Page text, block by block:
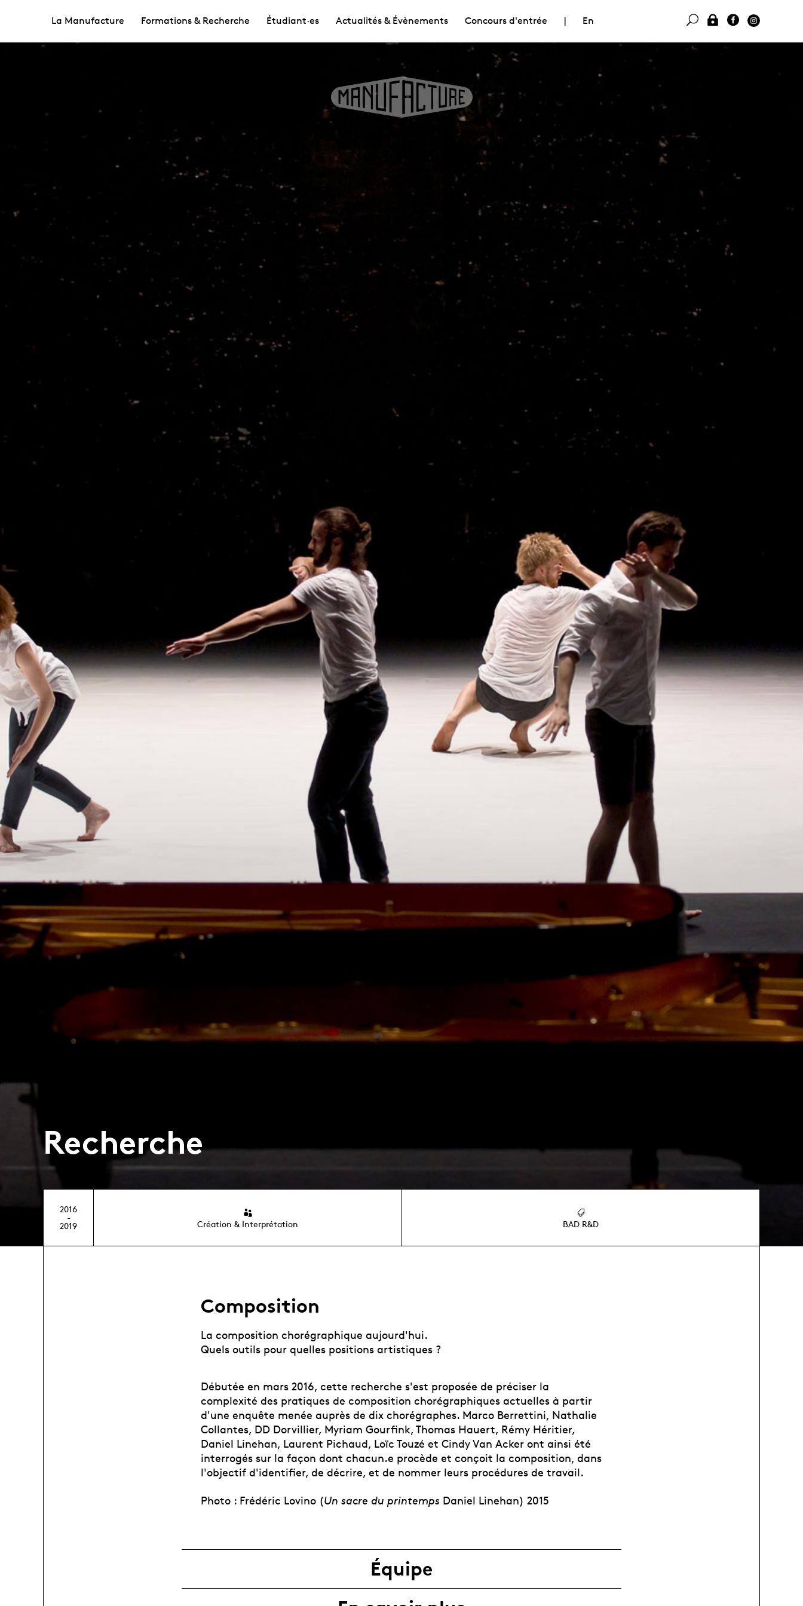
La Manufacture Formations & Recherche Étudiant·es Actualités & Évènements Concours d'entrée | En
Recherche
2016
-
2019
Création & Interprétation BAD R&D
Composition
La composition chorégraphique aujourd'hui.
Quels outils pour quelles positions artistiques ?
Débutée en mars 2016, cette recherche s'est proposée de préciser la
complexité des pratiques de composition chorégraphiques actuelles à partir
d'une enquête menée auprès de dix chorégraphes. Marco Berrettini, Nathalie
Collantes, DD Dorvillier, Myriam Gourfink, Thomas Hauert, Rémy Héritier,
Daniel Linehan, Laurent Pichaud, Loïc Touzé et Cindy Van Acker ont ainsi été
interrogés sur la façon dont chacun.e procède et conçoit la composition, dans
l'objectif d'identifier, de décrire, et de nommer leurs procédures de travail.
Photo : Frédéric Lovino (Un sacre du printemps Daniel Linehan) 2015
Équipe